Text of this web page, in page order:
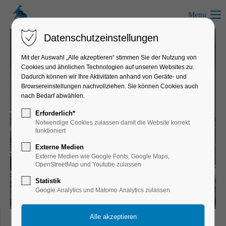
Menu
FAQ: Antworten auf häufige Fragen zum Schwimmen und dem
Wassersport
Tipps, Tricks & Infos
Schwimmtraining - Schwimmkurs - Schwimmunterricht -
Datenschutzeinstellungen
Mit der Auswahl „Alle akzeptieren“ stimmen Sie der Nutzung von
Cookies und ähnlichen Technologien auf unseren Websites zu.
Dadurch können wir Ihre Aktivitäten anhand von Geräte- und
Browsereinstellungen nachvollziehen. Sie können Cookies auch
nach Bedarf abwählen.
Erforderlich*
Notwendige Cookies zulassen damit die Website korrekt
funktioniert
Externe Medien
Externe Medien wie Google Fonts, Google Maps,
OpenStreetMap und Youtube zulassen
Statistik
Google Analytics und Matomo Analytics zulassen